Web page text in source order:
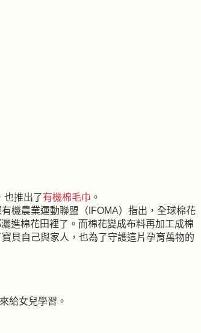
也推出了有機棉毛巾 。
機農業運動聯盟（IFOMA）指出，全球棉花
進棉花田裡了。而棉花變成布料再加工成棉
貝自己與家人，也為了守護這片孕育萬物的
給女兒學習。